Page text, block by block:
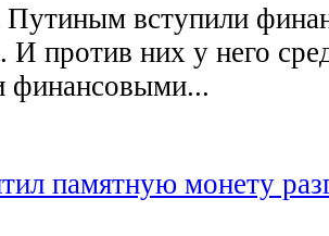
вступили
И против них у него
памятную монету